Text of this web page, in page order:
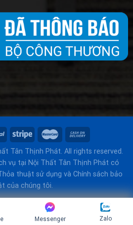
Tân Thịnh Phát. All rights reserved.
vụ tại Nội Thất Tân Thịnh Phát có
thuật sử dụng và Chính sách bảo
của chúng tôi.
Messenger Zalo